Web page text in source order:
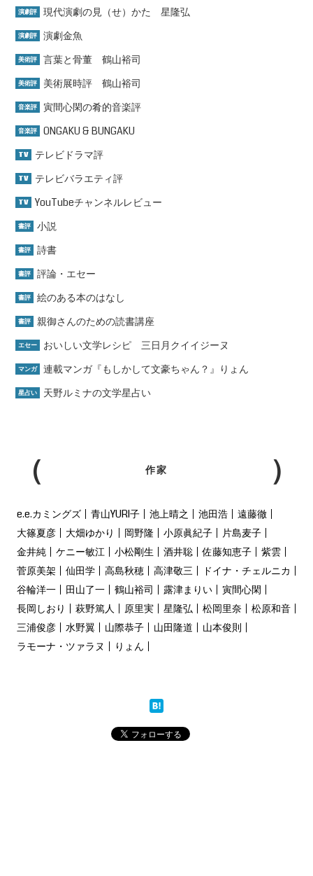
演劇評 現代演劇の見（せ）かた 星隆弘
演劇評 演劇金魚
美術評 言葉と骨董 鶴山裕司
美術評 美術展時評 鶴山裕司
音楽評 寅間心閑の肴的音楽評
音楽評 ONGAKU & BUNGAKU
TV テレビドラマ評
TV テレビバラエティ評
TV YouTubeチャンネルレビュー
書評 小説
書評 詩書
書評 評論・エセー
書評 絵のある本のはなし
書評 親御さんのための読書講座
エセー おいしい文学レシピ 三日月クイイジーヌ
マンガ 連載マンガ『もしかして文豪ちゃん？』りょん
星占い 天野ルミナの文学星占い
作家
e.e.カミングズ 青山YURI子 池上晴之 池田浩
遠藤徹
大篠夏彦
大畑ゆかり 岡野隆 小原眞紀子
片島麦子
金井純
ケニー敏江 小松剛生 酒井聡 佐藤知恵子
紫雲
菅原美架
仙田学 高島秋穂 高津敬三
ドイナ・チェルニカ
谷輪洋一
田山了一 鶴山裕司 露津まりい
寅間心閑
長岡しおり
萩野篤人 原里実 星隆弘 松岡里奈
松原和音
三浦俊彦
水野翼 山際恭子 山田隆道
山本俊則
ラモーナ・ツァラヌ
りょん